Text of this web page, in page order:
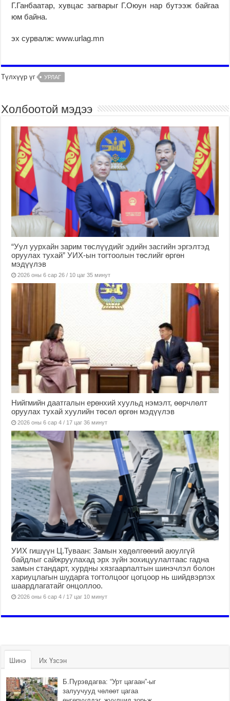
Г.Ганбаатар, хувцас загварыг Г.Оюун нар бутээж байгаа
юм байна.
эх сурвалж: www.urlag.mn
Түлхүүр үг УРЛАГ
Холбоотой мэдээ
“Уул уурхайн зарим төслүүдийг эдийн засгийн эргэлтэд
оруулах тухай” УИХ-ын тогтоолын төслийг өргөн
мэдүүлэв
2026 оны 6 сар 26 / 10 цаг 35 минут
Нийгмийн даатгалын ерөнхий хуульд нэмэлт, өөрчлөлт
оруулах тухай хуулийн төсөл өргөн мэдүүлэв
2026 оны 6 сар 4 / 17 цаг 36 минут
УИХ гишүүн Ц.Туваан: Замын хөдөлгөөний аюулгүй
байдлыг сайжруулахад эрх зүйн зохицуулалтаас гадна
замын стандарт, хурдны хязгаарлалтын шинэчлэл болон
хариуцлагын шударга тогтолцоог цогцоор нь шийдвэрлэх
шаардлагатайг онцоллоо.
2026 оны 6 сар 4 / 17 цаг 10 минут
Шинэ Их Үзсэн
Б.Пүрэвдагва: “Урт цагаан”-ыг
залуучууд чөлөөт цагаа